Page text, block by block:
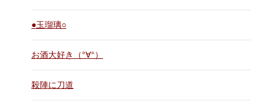
●玉瑠璃○
お酒大好き（°∀°）
殺陣に刀道